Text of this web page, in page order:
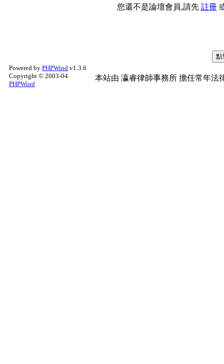
您還不是論壇會員,請先 註冊
Powered by PHPWind v1.3.6
Copyright © 2003-04
PHPWind
本站由 瀛睿律師事務所 擔任常年法